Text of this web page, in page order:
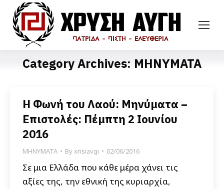
Category Archives: ΜΗΝΥΜΑΤΑ
Η Φωνή του Λαού: Μηνύματα –
Επιστολές: Πέμπτη 2 Ιουνίου
2016
ΜΗΝΥΜΑΤΑ Byxrisiavgi 02/06/2016
Σε μια Ελλάδα που κάθε μέρα χάνει τις
αξίες της, την εθνική της κυριαρχία,